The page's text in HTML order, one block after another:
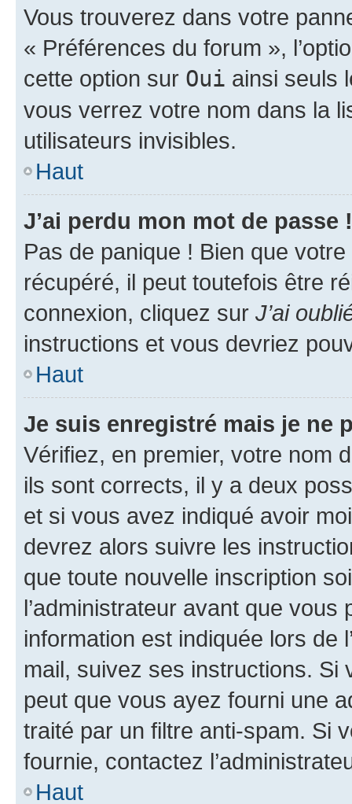
Vous trouverez dans votre
« Préférences du forum »,
cette option sur Oui ainsi seuls
vous verrez votre nom dans la
utilisateurs invisibles.
Haut
J’ai perdu mon mot de passe !
Pas de panique ! Bien que
récupéré, il peut toutefois être
connexion, cliquez sur J’ai
instructions et vous devriez
Haut
Je suis enregistré mais je ne
Vérifiez, en premier, votre nom
ils sont corrects, il y a deux
et si vous avez indiqué avoir
devrez alors suivre les
que toute nouvelle inscription
l’administrateur avant que
information est indiquée lors de
mail, suivez ses instructions. Si
peut que vous ayez fourni une
traité par un filtre anti-spam. Si
fournie, contactez
Haut